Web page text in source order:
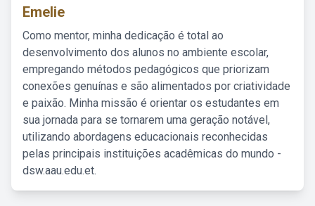
Emelie
Como mentor, minha dedicação é total ao
desenvolvimento dos alunos no ambiente escolar,
empregando métodos pedagógicos que priorizam
conexões genuínas e são alimentados por criatividade
e paixão. Minha missão é orientar os estudantes em
sua jornada para se tornarem uma geração notável,
utilizando abordagens educacionais reconhecidas
pelas principais instituições acadêmicas do mundo -
dsw.aau.edu.et.